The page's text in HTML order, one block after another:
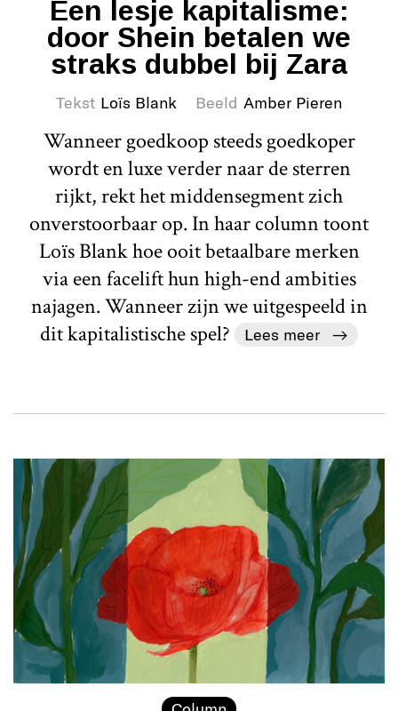
Een lesje kapitalisme:
door Shein betalen we
straks dubbel bij Zara
Tekst Loïs Blank Beeld Amber Pieren
Wanneer goedkoop steeds goedkoper
wordt en luxe verder naar de sterren
rijkt, rekt het middensegment zich
onverstoorbaar op. In haar column toont
Loïs Blank hoe ooit betaalbare merken
via een facelift hun high-end ambities
najagen. Wanneer zijn we uitgespeeld in
dit kapitalistische spel?
Lees meer